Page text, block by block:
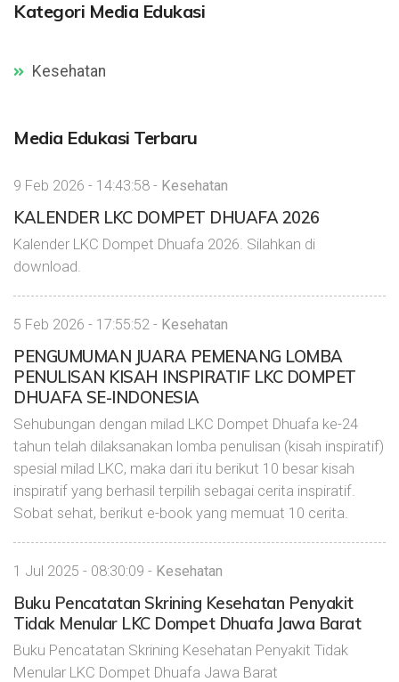
Kategori Media Edukasi
Kesehatan
Media Edukasi Terbaru
9 Feb 2026 - 14:43:58 - Kesehatan
KALENDER LKC DOMPET DHUAFA 2026
Kalender LKC Dompet Dhuafa 2026. Silahkan di
download.
5 Feb 2026 - 17:55:52 - Kesehatan
PENGUMUMAN JUARA PEMENANG LOMBA
PENULISAN KISAH INSPIRATIF LKC DOMPET
DHUAFA SE-INDONESIA
Sehubungan dengan milad LKC Dompet Dhuafa ke-24
tahun telah dilaksanakan lomba penulisan (kisah inspiratif)
spesial milad LKC, maka dari itu berikut 10 besar kisah
inspiratif yang berhasil terpilih sebagai cerita inspiratif.
Sobat sehat, berikut e-book yang memuat 10 cerita.
1 Jul 2025 - 08:30:09 - Kesehatan
Buku Pencatatan Skrining Kesehatan Penyakit
Tidak Menular LKC Dompet Dhuafa Jawa Barat
Buku Pencatatan Skrining Kesehatan Penyakit Tidak
Menular LKC Dompet Dhuafa Jawa Barat